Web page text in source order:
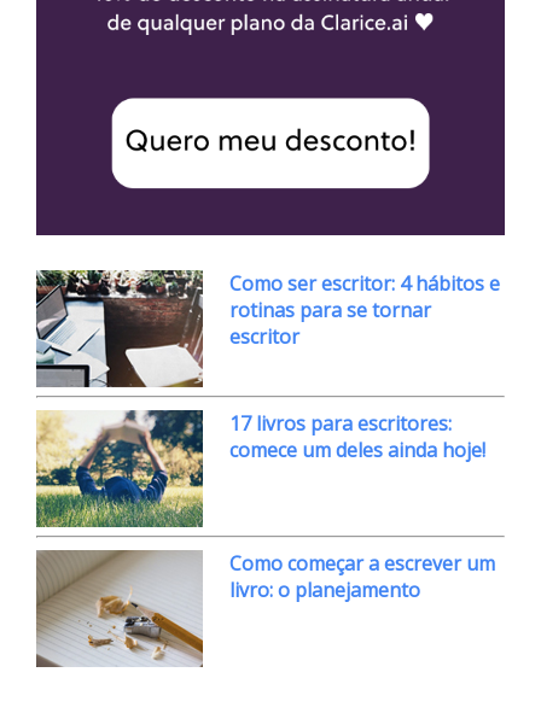
Como ser escritor: 4 hábitos e
rotinas para se tornar
escritor
17 livros para escritores:
comece um deles ainda hoje!
Como começar a escrever um
livro: o planejamento